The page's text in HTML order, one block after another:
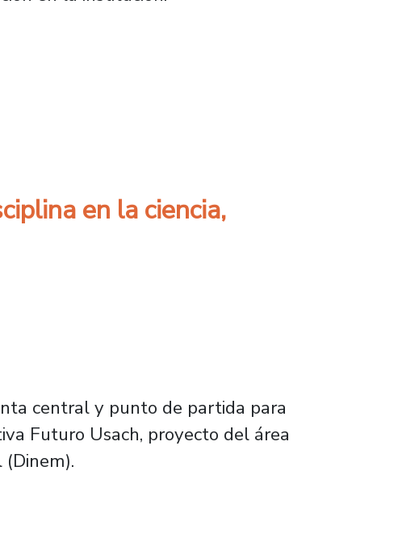
arte y humanidades para pensar el Chile
en la ciencia,
central y punto de partida para
Futuro Usach, proyecto del área
la ciencia, tecnología, arte y humanidades